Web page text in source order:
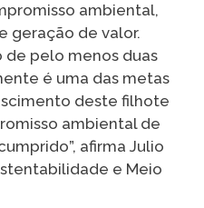
ambiental,
geração de valor.
de pelo menos duas
é uma das metas
deste filhote
ambiental de
afirma Julio
e Meio